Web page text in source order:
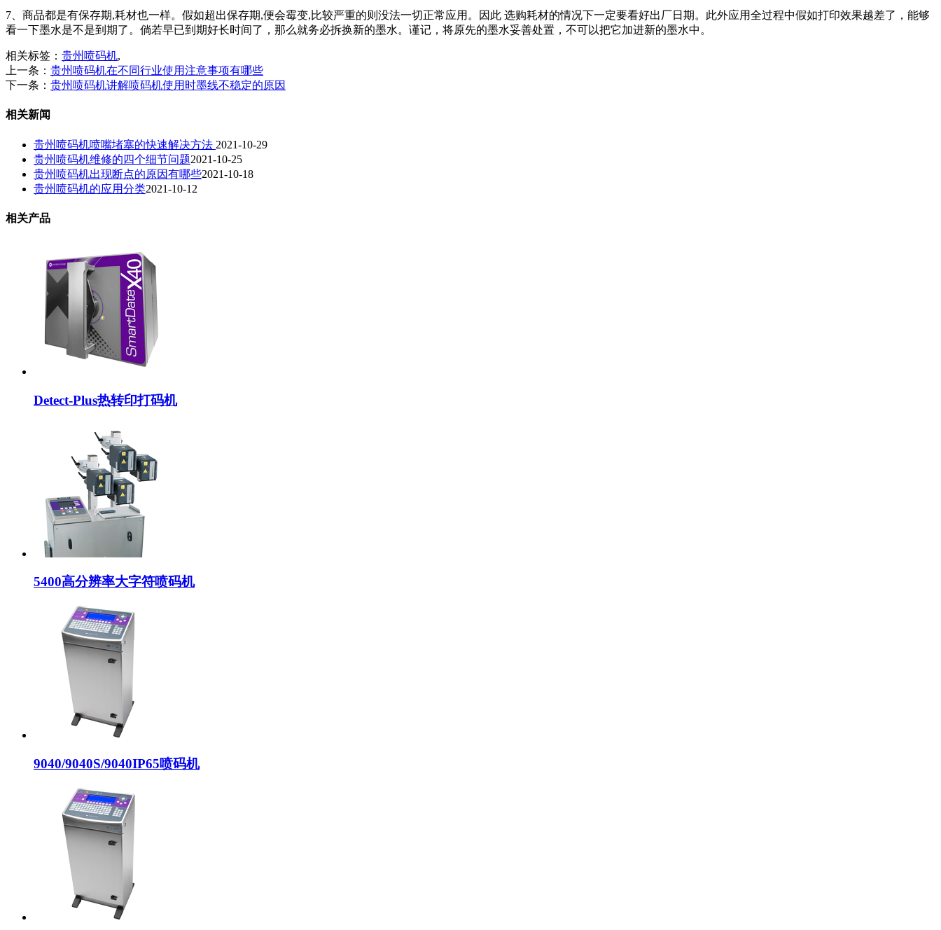
7、商品都是有保存期,耗材也一样。假如超出保存期,便会霉变,比较严重的则没法一切正常应用。因此 选购耗材的情况下一定要看好出厂日期。此外应用全过程中假如打印效果越差了，能够
看一下墨水是不是到期了。倘若早已到期好长时间了，那么就务必拆换新的墨水。谨记，将原先的墨水妥善处置，不可以把它加进新的墨水中。
相关标签： 贵州喷码机,
上一条： 贵州喷码机在不同行业使用注意事项有哪些
下一条： 贵州喷码机讲解喷码机使用时墨线不稳定的原因
相关新闻
贵州喷码机喷嘴堵塞的快速解决方法 2021-10-29
贵州喷码机维修的四个细节问题2021-10-25
贵州喷码机出现断点的原因有哪些2021-10-18
贵州喷码机的应用分类2021-10-12
相关产品
Detect-Plus热转印打码机
5400高分辨率大字符喷码机
9040/9040S/9040IP65喷码机